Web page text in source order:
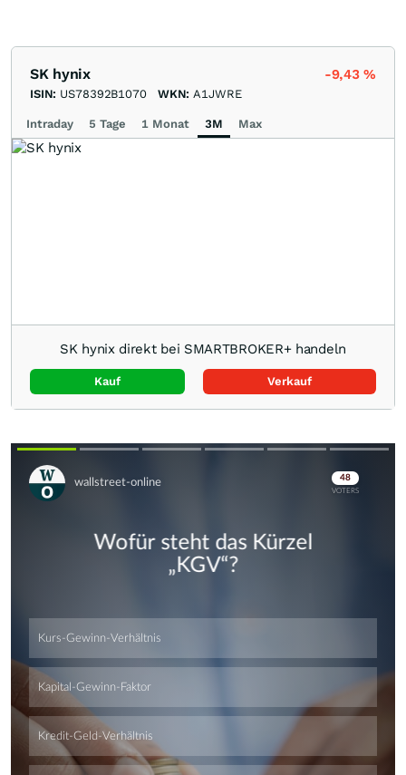
SK hynix -9,43%
ISIN: US78392B1070 WKN: A1JWRE
Intraday 5 Tage 1 Monat 3M Max
SK hynix direkt bei SMARTBROKER+ handeln
Kauf Verkauf
Skip
Skip